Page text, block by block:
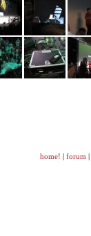
home! forum